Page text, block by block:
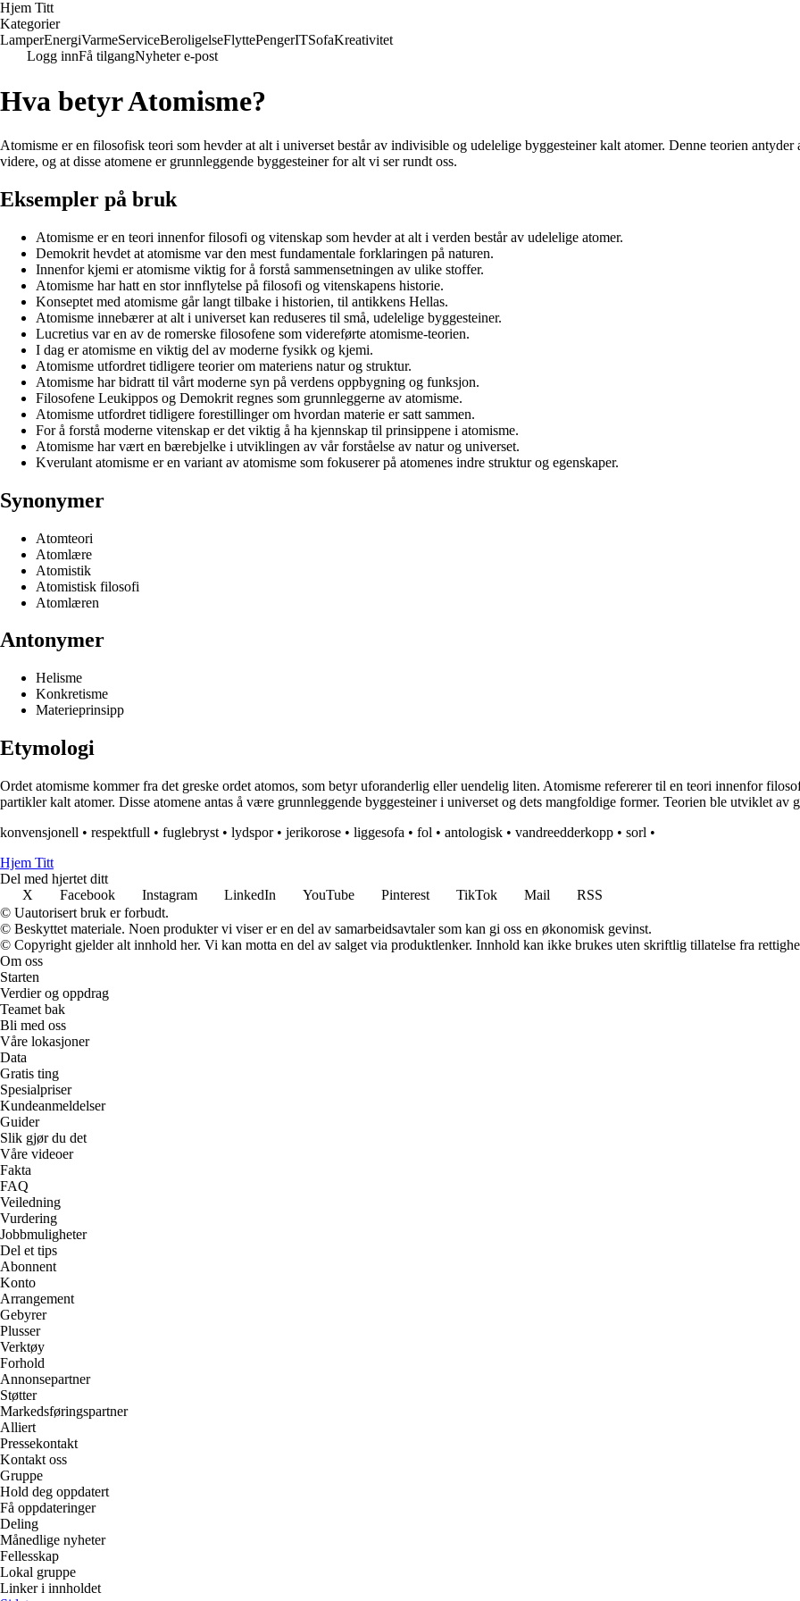
Hjem Titt
Kategorier
LamperEnergiVarmeServiceBeroligelseFlyttePengerITSofaKreativitet
Logg innFå tilgangNyheter e-post
Hva betyr Atomisme?
Atomisme er en filosofisk teori som hevder at alt i universet består av indivisible og udelelige byggesteiner kalt atomer. Denne teorien
videre, og at disse atomene er grunnleggende byggesteiner for alt vi ser rundt oss.
Eksempler på bruk
Atomisme er en teori innenfor filosofi og vitenskap som hevder at alt i verden består av udelelige atomer.
Demokrit hevdet at atomisme var den mest fundamentale forklaringen på naturen.
Innenfor kjemi er atomisme viktig for å forstå sammensetningen av ulike stoffer.
Atomisme har hatt en stor innflytelse på filosofi og vitenskapens historie.
Konseptet med atomisme går langt tilbake i historien, til antikkens Hellas.
Atomisme innebærer at alt i universet kan reduseres til små, udelelige byggesteiner.
Lucretius var en av de romerske filosofene som videreførte atomisme-teorien.
I dag er atomisme en viktig del av moderne fysikk og kjemi.
Atomisme utfordret tidligere teorier om materiens natur og struktur.
Atomisme har bidratt til vårt moderne syn på verdens oppbygning og funksjon.
Filosofene Leukippos og Demokrit regnes som grunnleggerne av atomisme.
Atomisme utfordret tidligere forestillinger om hvordan materie er satt sammen.
For å forstå moderne vitenskap er det viktig å ha kjennskap til prinsippene i atomisme.
Atomisme har vært en bærebjelke i utviklingen av vår forståelse av natur og universet.
Kverulant atomisme er en variant av atomisme som fokuserer på atomenes indre struktur og egenskaper.
Synonymer
Atomteori
Atomlære
Atomistik
Atomistisk filosofi
Atomlæren
Antonymer
Helisme
Konkretisme
Materieprinsipp
Etymologi
Ordet atomisme kommer fra det greske ordet atomos, som betyr uforanderlig eller uendelig liten. Atomisme refererer til en teori innenfor
partikler kalt atomer. Disse atomene antas å være grunnleggende byggesteiner i universet og dets mangfoldige former. Teorien ble utviklet
konvensjonell • respektfull • fuglebryst • lydspor• jerikorose • liggesofa • fol • antologisk • vandreedderkopp • sorl •
Hjem Titt
Del med hjertet ditt
X
Facebook Instagram LinkedIn YouTube Pinterest TikTok Mail
RSS
© Uautorisert bruk er forbudt.
© Beskyttet materiale. Noen produkter vi viser er en del av samarbeidsavtaler som kan gi oss en økonomisk gevinst.
© Copyright gjelder alt innhold her. Vi kan motta en del av salget via produktlenker. Innhold kan ikke brukes uten skriftlig tillatelse fra
Om oss
Starten
Verdier og oppdrag
Teamet bak
Bli med oss
Våre lokasjoner
Data
Gratis ting
Spesialpriser
Kundeanmeldelser
Guider
Slik gjør du det
Våre videoer
Fakta
FAQ
Veiledning
Vurdering
Jobbmuligheter
Del et tips
Abonnent
Konto
Arrangement
Gebyrer
Plusser
Verktøy
Forhold
Annonsepartner
Støtter
Markedsføringspartner
Alliert
Pressekontakt
Kontakt oss
Gruppe
Hold deg oppdatert
Få oppdateringer
Deling
Månedlige nyheter
Fellesskap
Lokal gruppe
Linker i innholdet